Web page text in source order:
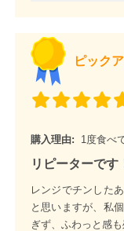
ピック
購入理由: 1度食べ
リピーターです
レンジでチンした
と思いますが、私
ぎず、ふわっと感